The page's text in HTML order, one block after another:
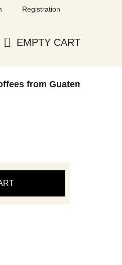
Registration
CART
EMPTY CART
from Guatemala